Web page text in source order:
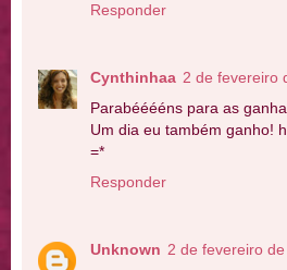
Responder
Cynthinhaa 2 de fevereiro
Parabééééns para as
Um dia eu também ganho!
=*
Responder
Unknown 2 de fevereiro